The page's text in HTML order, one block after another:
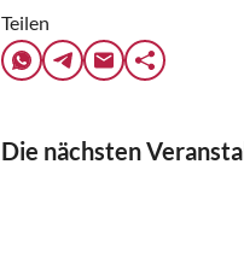
Teilen
Die nächsten